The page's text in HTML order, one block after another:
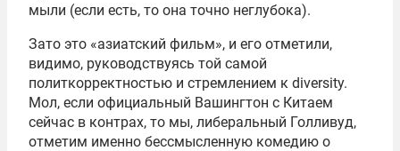
мыли (если есть, то она точно неглубока).
Зато это «азиатский фильм», и его отметили,
видимо, руководствуясь той самой
политкорректностью и стремлением к diversity.
Мол, если официальный Вашингтон с Китаем
сейчас в контрах, то мы, либеральный Голливуд,
отметим именно бессмысленную комедию о